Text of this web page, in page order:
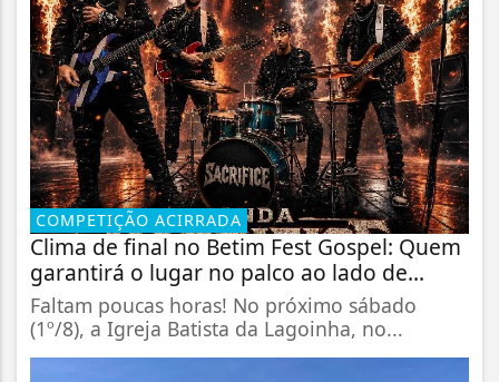
COMPETIÇÃO ACIRRADA
Clima de final no Betim Fest Gospel: Quem
garantirá o lugar no palco ao lado de...
Faltam poucas horas! No próximo sábado
(1º/8), a Igreja Batista da Lagoinha, no...